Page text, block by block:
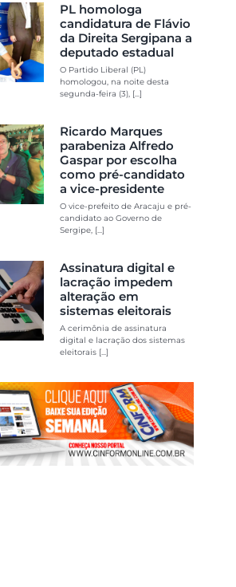
PL homologa
candidatura de Flávio
da Direita Sergipana a
deputado estadual
O Partido Liberal (PL)
homologou, na noite desta
segunda-feira (3), [...]
Ricardo Marques
parabeniza Alfredo
Gaspar por escolha
como pré-candidato
a vice-presidente
O vice-prefeito de Aracaju e pré-
candidato ao Governo de
Sergipe, [...]
Assinatura digital e
lacração impedem
alteração em
sistemas eleitorais
A cerimônia de assinatura
digital e lacração dos sistemas
eleitorais [...]